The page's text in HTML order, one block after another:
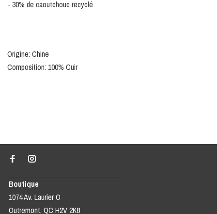
- 30% de caoutchouc recyclé
Origine: Chine
Composition: 100% Cuir
Boutique
1074 Av. Laurier O
Outremont, QC H2V 2K8